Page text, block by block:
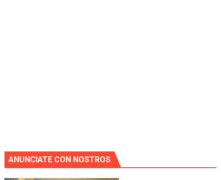
ANUNCIATE CON NOSTROS